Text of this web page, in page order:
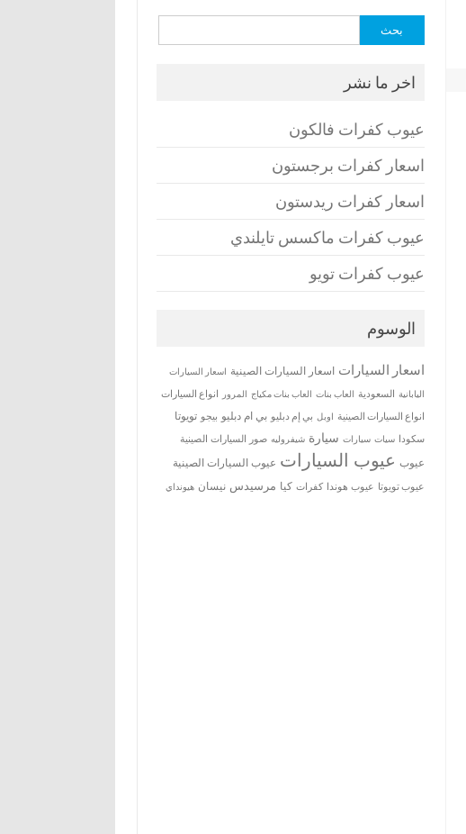
البحث
اخر ما نشر
عيوب كفرات فالكون
اسعار كفرات برجستون
اسعار كفرات ريدستون
عيوب كفرات ماكسس تايلندي
عيوب كفرات تويو
الوسوم
اسعار السيارات اسعار السيارات الصينية اسعار السيارات
اليابانية السعودية العاب بنات العاب بنات مكياج المرور انواع السيارات
انواع السيارات الصينية اوبل بي إم دبليو بي ام دبليو بيجو تويوتا
سكودا سيات سيارات سيارة شيفروليه صور السيارات الصينية
عيوب عيوب السيارات عيوب السيارات الصينية
عيوب تويوتا عيوب هوندا كفرات كيا مرسيدس نيسان هيونداي